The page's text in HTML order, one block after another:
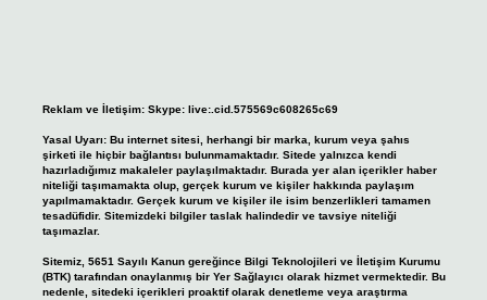
Reklam ve İletişim: Skype: live:.cid.575569c608265c69
Yasal Uyarı: Bu internet sitesi, herhangi bir marka, kurum veya şahıs
şirketi ile hiçbir bağlantısı bulunmamaktadır. Sitede yalnızca kendi
hazırladığımız makaleler paylaşılmaktadır. Burada yer alan içerikler haber
niteliği taşımamakta olup, gerçek kurum ve kişiler hakkında paylaşım
yapılmamaktadır. Gerçek kurum ve kişiler ile isim benzerlikleri tamamen
tesadüfidir. Sitemizdeki bilgiler taslak halindedir ve tavsiye niteliği
taşımazlar.
Sitemiz, 5651 Sayılı Kanun gereğince Bilgi Teknolojileri ve İletişim Kurumu
(BTK) tarafından onaylanmış bir Yer Sağlayıcı olarak hizmet vermektedir. Bu
nedenle, sitedeki içerikleri proaktif olarak denetleme veya araştırma